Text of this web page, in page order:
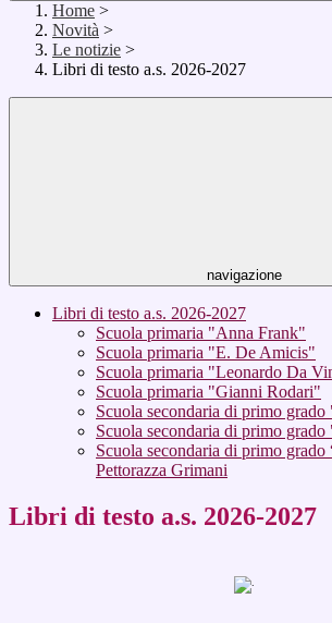
Home >
Novità >
Le notizie >
Libri di testo a.s. 2026-2027
navigazione
Libri di testo a.s. 2026-2027
Scuola primaria "Anna Frank"
Scuola primaria "E. De Amicis"
Scuola primaria "Leonardo Da
Scuola primaria "Gianni Rodari"
Scuola secondaria di primo
Scuola secondaria di primo
Scuola secondaria di primo grado
Pettorazza Grimani
Libri di testo a.s. 2026-2027